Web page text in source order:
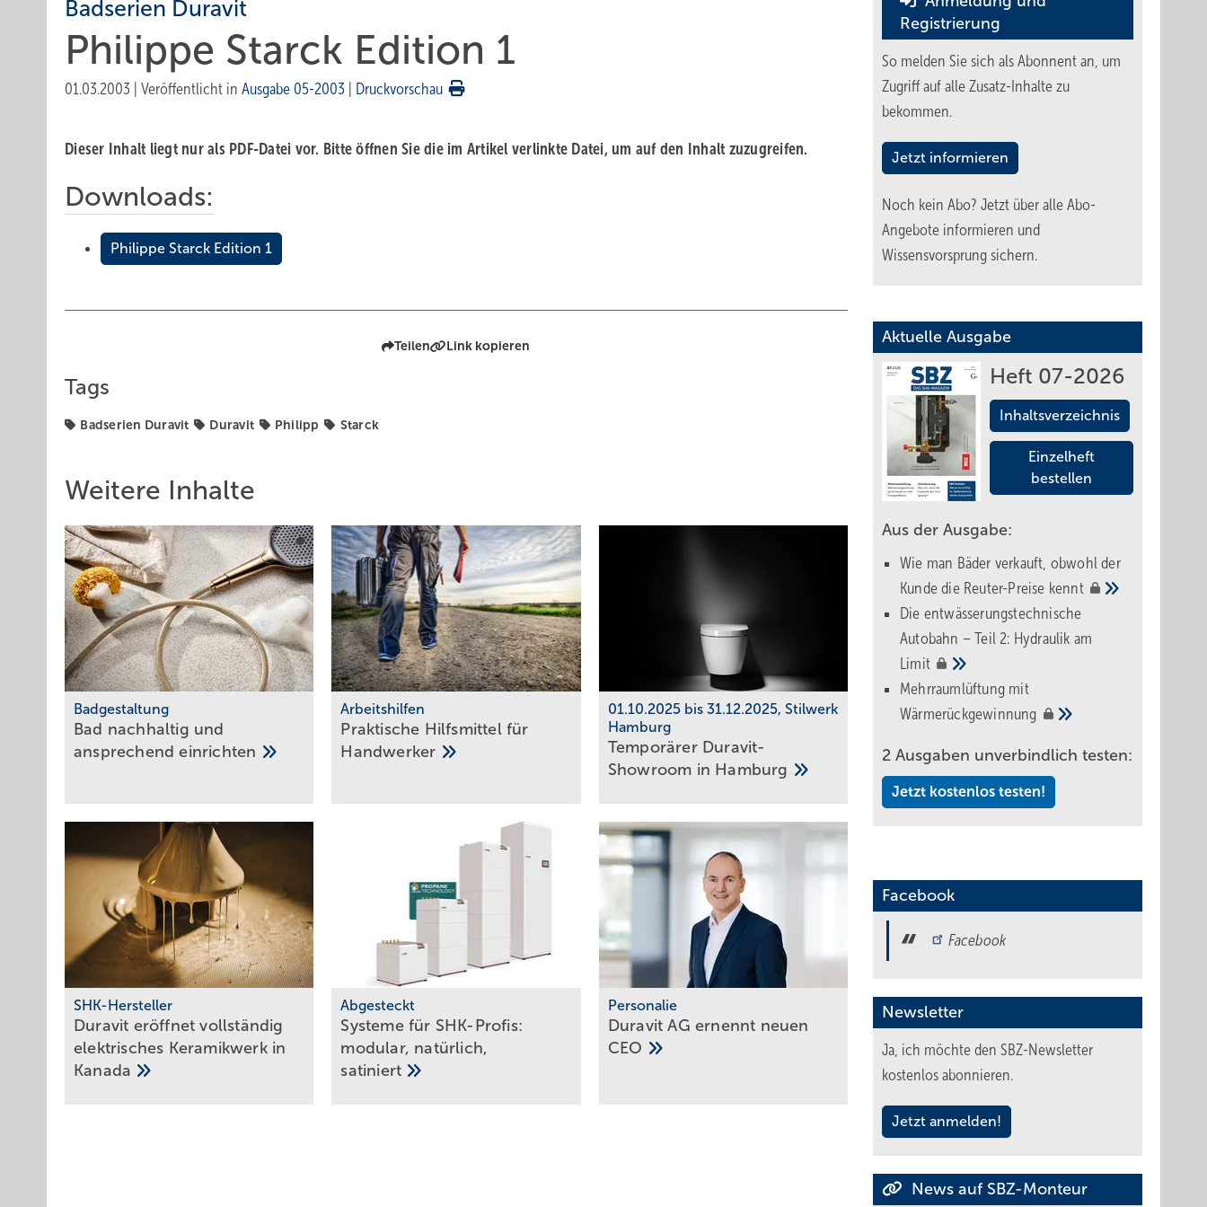
Badserien Duravit
Philippe Starck Edition 1
01.03.2003 Veröffentlicht in Ausgabe 05-2003 Druckvorschau
Dieser Inhalt liegt nur als PDF-Datei vor. Bitte öffnen Sie die im Artikel verlinkte Datei, um auf den Inhalt zuzugreifen.
Downloads:
Philippe Starck Edition 1
Teilen Link kopieren
Tags
Badserien Duravit Duravit Philipp Starck
Weitere Inhalte
Badgestaltung
Bad nachhaltig und
ansprechendeinrichten
Arbeitshilfen
Praktische Hilfs­mittel für
Hand­werker
01.10.2025 bis 31.12.2025, Stilwerk
Hamburg
Temporärer Duravit-
Showroom in Hamburg
SHK-Hersteller
Duravit eröffnet voll­stän­dig
elek­tri­sches Keramik­werk in
Kanada
Abgesteckt
Systeme für SHK-Profis:
modu­lar, natür­lich,
satiniert
Personalie
Duravit AG ernennt neuen
CEO
Registrierung
So melden Sie sich als Abonnent an, um
Zugriff auf alle Zusatz-Inhalte zu
bekommen.
Jetzt informieren
Noch kein Abo? Jetzt über alle Abo-
Angebote informieren und
Wissensvorsprung sichern.
Aktuelle Ausgabe
Heft 07-2026
Inhaltsverzeichnis
Einzelheft
bestellen
Aus der Ausgabe:
Wie man Bäder verkauft, obwohl der
Kunde die Reuter-Preise kennt
Die entwässerungstechnische
Autobahn – Teil 2: Hydraulik am
Limit
Mehrraumlüftung mit
Wärmerückgewinnung
2 Ausgaben unverbindlich testen:
Jetzt kostenlos testen!
Facebook
Facebook
Newsletter
Ja, ich möchte den SBZ-Newsletter
kostenlos abonnieren.
Jetzt anmelden!
News auf SBZ-Monteur